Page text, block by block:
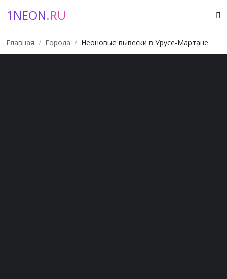
1NEON.RU
Главная Города Неоновые вывески в Урусе-Мартане